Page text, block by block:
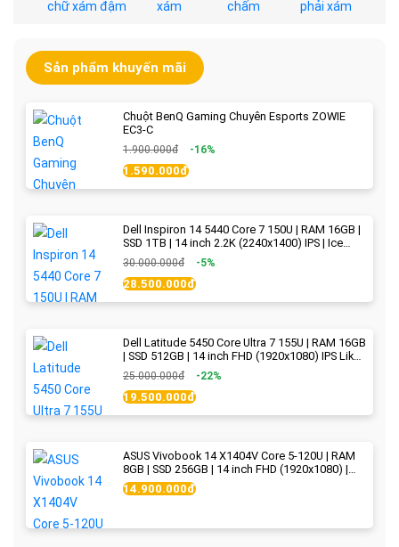
Sản phẩm khuyến mãi
Chuột BenQ Gaming Chuyên Esports ZOWIE
EC3-C
1.900.000đ -16%
1.590.000đ
Dell Inspiron 14 5440 Core 7 150U | RAM 16GB |
SSD 1TB | 14 inch 2.2K (2240x1400) IPS | Ice
Blue - New Fullbox
30.000.000đ -5%
28.500.000đ
Dell Latitude 5450 Core Ultra 7 155U | RAM 16GB
| SSD 512GB | 14 inch FHD (1920x1080) IPS Like
new
25.000.000đ -22%
19.500.000đ
ASUS Vivobook 14 X1404V Core 5-120U | RAM
8GB | SSD 256GB | 14 inch FHD (1920x1080) |
Quiet Blue - New Fullbox
14.900.000đ